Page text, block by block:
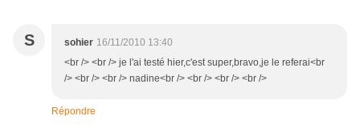
S sohier 16/11/2010 13:40
<br /> <br /> je l'ai testé hier,c'est super,bravo,je le referai<br
/> <br /> <br /> nadine<br /> <br /> <br /> <br />
Répondre